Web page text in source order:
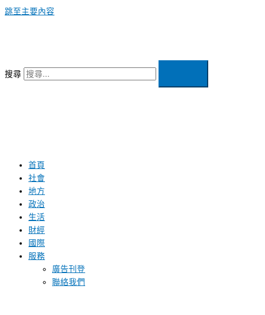
跳至主要內容
搜尋
首頁
社會
地方
政治
生活
財經
國際
服務
廣告刊登
聯絡我們